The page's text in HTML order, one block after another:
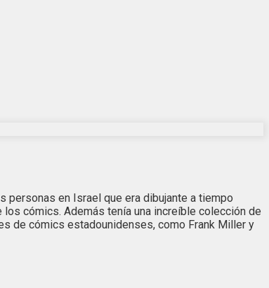
personas en Israel que era dibujante a tiempo
cómics. Además tenía una increíble colección de
de cómics estadounidenses, como Frank Miller y